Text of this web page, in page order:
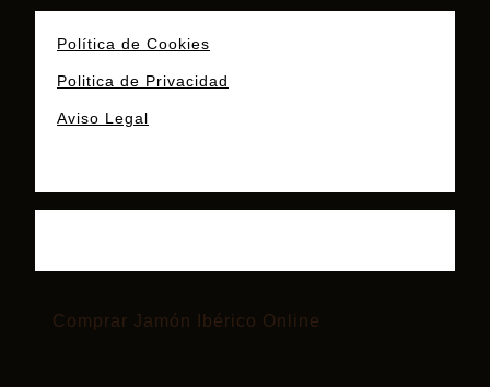
Política de Cookies
Politica de Privacidad
Aviso Legal
Comprar Jamón Ibérico Online